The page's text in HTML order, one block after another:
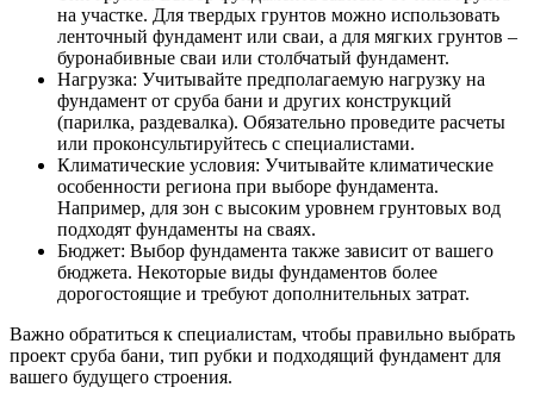
на участке. Для твердых грунтов можно использовать
ленточный фундамент или сваи, а для мягких грунтов –
буронабивные сваи или столбчатый фундамент.
Нагрузка: Учитывайте предполагаемую нагрузку на
фундамент от сруба бани и других конструкций
(парилка, раздевалка). Обязательно проведите расчеты
или проконсультируйтесь с специалистами.
Климатические условия: Учитывайте климатические
особенности региона при выборе фундамента.
Например, для зон с высоким уровнем грунтовых вод
подходят фундаменты на сваях.
Бюджет: Выбор фундамента также зависит от вашего
бюджета. Некоторые виды фундаментов более
дорогостоящие и требуют дополнительных затрат.
Важно обратиться к специалистам, чтобы правильно выбрать
проект сруба бани, тип рубки и подходящий фундамент для
вашего будущего строения.